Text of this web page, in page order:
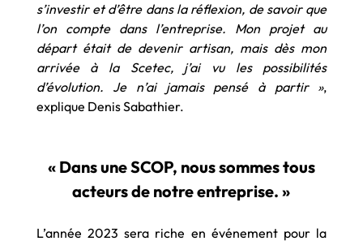
s’investir et d’être dans la réflexion, de savoir que
l’on compte dans l’entreprise. Mon projet au
départ était de devenir artisan, mais dès mon
arrivée à la Scetec, j’ai vu les possibilités
d’évolution. Je n’ai jamais pensé à partir »,
explique Denis Sabathier.
« Dans une SCOP, nous sommes tous
acteurs de notre entreprise. »
L’année 2023 sera riche en événement pour la